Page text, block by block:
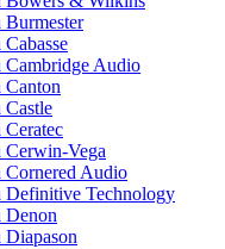
Burmester
Cambridge Audio
Canton
Castle
Cerwin-Vega
Cornered Audio
Definitive Technology
Denon
Diapason